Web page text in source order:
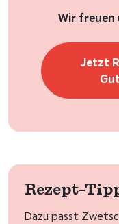
Wir freuen
Jetzt
Rezept-
Dazu passt